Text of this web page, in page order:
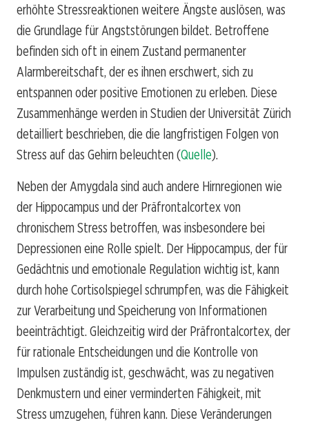
erhöhte Stressreaktionen weitere Ängste auslösen, was
die Grundlage für Angststörungen bildet. Betroffene
befinden sich oft in einem Zustand permanenter
Alarmbereitschaft, der es ihnen erschwert, sich zu
entspannen oder positive Emotionen zu erleben. Diese
Zusammenhänge werden in Studien der Universität Zürich
detailliert beschrieben, die die langfristigen Folgen von
Stress auf das Gehirn beleuchten (Quelle).
Neben der Amygdala sind auch andere Hirnregionen wie
der Hippocampus und der Präfrontalcortex von
chronischem Stress betroffen, was insbesondere bei
Depressionen eine Rolle spielt. Der Hippocampus, der für
Gedächtnis und emotionale Regulation wichtig ist, kann
durch hohe Cortisolspiegel schrumpfen, was die Fähigkeit
zur Verarbeitung und Speicherung von Informationen
beeinträchtigt. Gleichzeitig wird der Präfrontalcortex, der
für rationale Entscheidungen und die Kontrolle von
Impulsen zuständig ist, geschwächt, was zu negativen
Denkmustern und einer verminderten Fähigkeit, mit
Stress umzugehen, führen kann. Diese Veränderungen